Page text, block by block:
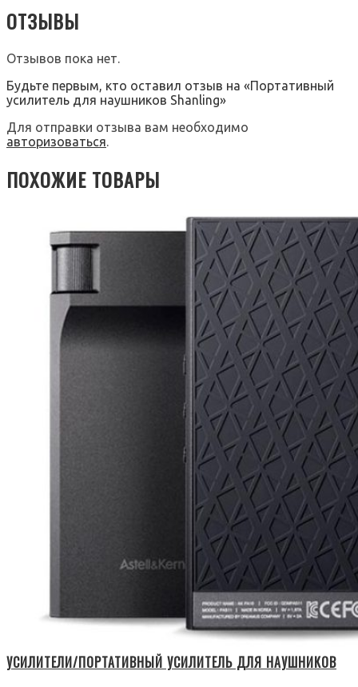
ОТЗЫВЫ
Отзывов пока нет.
Будьте первым, кто оставил отзыв на «Портативный
усилитель для наушников Shanling»
Для отправки отзыва вам необходимо
авторизоваться.
ПОХОЖИЕ ТОВАРЫ
УСИЛИТЕЛИ/ПОРТАТИВНЫЙ УСИЛИТЕЛЬ ДЛЯ НАУШНИКОВ